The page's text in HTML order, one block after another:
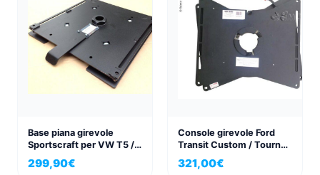
Base piana girevole
Sportscraft per VW T5 /
T6, lato passeggero, con
certificato TÜV
299,90€
Console girevole Ford
Transit Custom / Tourneo
lato passeggero, dal
modello 2012
321,00€